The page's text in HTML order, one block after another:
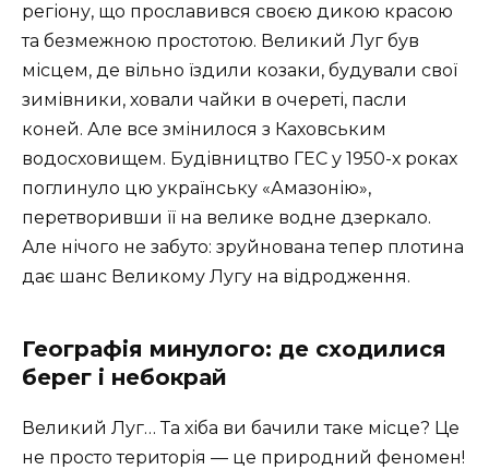
регіону, що прославився своєю дикою красою
та безмежною простотою. Великий Луг був
місцем, де вільно їздили козаки, будували свої
зимівники, ховали чайки в очереті, пасли
коней. Але все змінилося з Каховським
водосховищем. Будівництво ГЕС у 1950-х роках
поглинуло цю українську «Амазонію»,
перетворивши її на велике водне дзеркало.
Але нічого не забуто: зруйнована тепер плотина
дає шанс Великому Лугу на відродження.
Географія минулого: де сходилися
берег і небокрай
Великий Луг… Та хіба ви бачили таке місце? Це
не просто територія — це природний феномен!